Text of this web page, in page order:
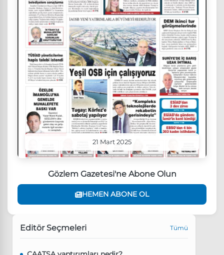
21 Mart 2025
Gözlem Gazetesi'ne Abone Olun
HEMEN ABONE OL
Editör Seçmeleri Tümü